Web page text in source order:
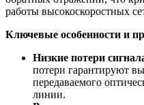
работы высокоскоростных
Ключевые особенности и
Низкие потери
потери гарантируют
передаваемого
линии.